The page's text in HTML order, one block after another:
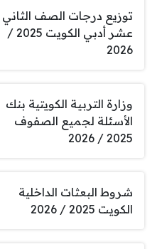
توزيع درجات الصف الثاني
عشر أدبي الكويت 2025 /
2026
وزارة التربية الكويتية بنك
الأسئلة لجميع الصفوف
2025 / 2026
شروط البعثات الداخلية
الكويت 2025 / 2026